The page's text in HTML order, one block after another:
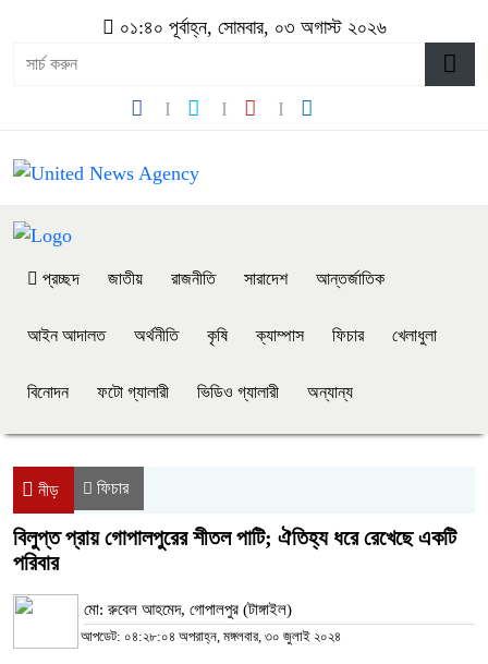
০১:৪০ পূর্বাহ্ন, সোমবার, ০৩ অগাস্ট ২০২৬
প্রচ্ছদ জাতীয় রাজনীতি সারাদেশ আন্তর্জাতিক
আইন আদালত অর্থনীতি কৃষি ক্যাম্পাস ফিচার খেলাধুলা
বিনোদন ফটো গ্যালারী ভিডিও গ্যালারী অন্যান্য
নীড় ফিচার
বিলুপ্ত প্রায় গোপালপুরের শীতল পাটি; ঐতিহ্য ধরে রেখেছে একটি
পরিবার
মো: রুবেল আহমেদ, গোপালপুর (টাঙ্গাইল)
আপডেট: ০৪:২৮:০৪ অপরাহ্ন, মঙ্গলবার, ৩০ জুলাই ২০২৪